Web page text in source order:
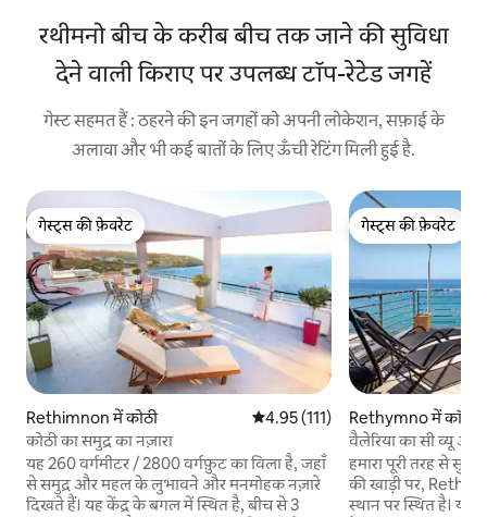
रथीमनो बीच के करीब बीच तक जाने की सुविधा
देने वाली किराए पर उपलब्ध टॉप-रेटेड जगहें
गेस्ट सहमत हैं : ठहरने की इन जगहों को अपनी लोकेशन, सफ़ाई के
अलावा और भी कई बातों के लिए ऊँची रेटिंग मिली हुई है.
गेस्ट्स की फ़ेवरेट
गेस्ट्स की फ़ेवरेट
Rethimnon में कोठी औसत रेटिंग 5 में से 4.95, 111 समीक्षाएँ
4.95 (111)
कोठी का समुद्र का नज़ारा
यह 260 वर्गमीटर / 2800 वर्गफ़ुट का विला है, जहाँ
से समुद्र और महल के लुभावने और मनमोहक नज़ारे
दिखते हैं। यह केंद्र के बगल में स्थित है, बीच से 3
गेस्ट्स की फ़ेवरेट
गेस्ट्स की फ़ेवरेट
Rethymno में कॉन्डो
वैलेरिया का सी व्यू
हमारा पूरी तरह से
की खाड़ी पर,
स्थान पर स्थित है। यह आराम करने और आराम करने